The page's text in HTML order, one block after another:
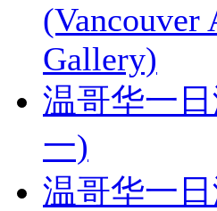
(Vancouver
Gallery)
温哥华一
一)
温哥华一